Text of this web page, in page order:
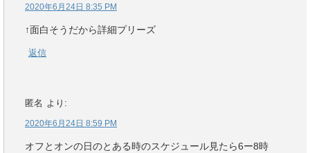
2020年6月24日 8:35 PM
↑面白そうだから詳細プリーズ
返信
匿名 より:
2020年6月24日 8:59 PM
オフとオンの日のとある時のスケジュール見たら6ー8時